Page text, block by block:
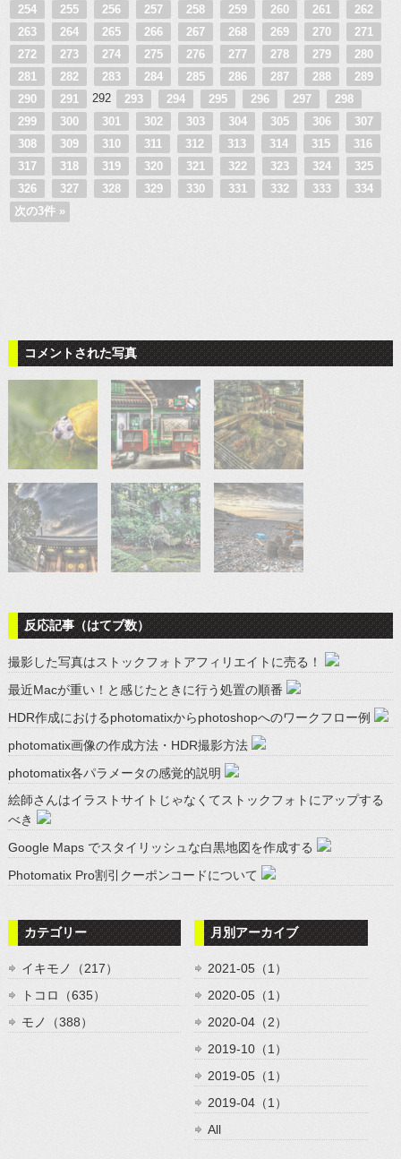
254
255 256 257 258 259 260 261
262
263
264 265 266 267 268 269 270
271
272
273 274 275 276 277 278 279
280
281
282 283 284 285 286 287 288
289
290
291 292 293 294 295 296 297
298
299
300 301 302 303 304 305 306
307
308
309 310 311 312 313 314 315
316
317
318 319 320 321 322 323 324
325
326
327 328 329 330 331 332 333
334
次の3件 »
コメントされた写真
反応記事（はてブ数）
撮影した写真はストックフォトアフィリエイトに売る！
最近Macが重い！と感じたときに行う処置の順番
HDR作成におけるphotomatixからphotoshopへのワークフロー例
photomatix画像の作成方法・HDR撮影方法
photomatix各パラメータの感覚的説明
絵師さんはイラストサイトじゃなくてストックフォトにアップする
べき
Google Maps でスタイリッシュな白黒地図を作成する
Photomatix Pro割引クーポンコードについて
カテゴリー
イキモノ（217）
トコロ（635）
モノ（388）
月別アーカイブ
2021-05（1）
2020-05（1）
2020-04（2）
2019-10（1）
2019-05（1）
2019-04（1）
All